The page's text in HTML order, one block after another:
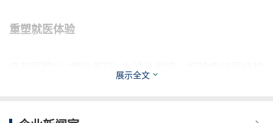
重塑就医体验
宜和医院以 "摩比斯环" 为设计灵感，打破传统医疗机
展示全文